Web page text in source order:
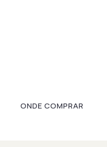
ONDE COMPRAR